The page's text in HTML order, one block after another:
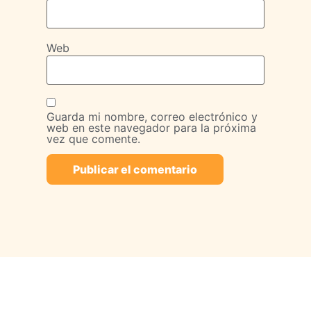
Web
Guarda mi nombre, correo electrónico y
web en este navegador para la próxima
vez que comente.